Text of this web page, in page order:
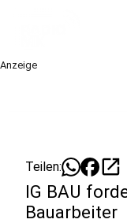
Anzeige
Teilen: open_in_new
IG BAU
Bauarbeiter